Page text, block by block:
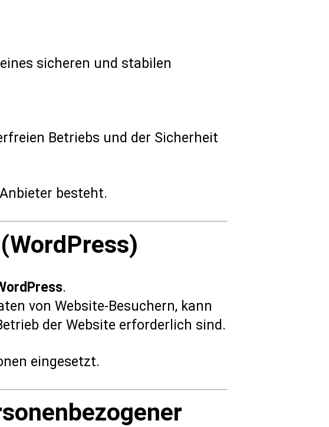
sicheren und stabilen
Betriebs und der Sicherheit
besteht.
.
von Website-Besuchern, kann
der Website erforderlich sind.
eingesetzt.